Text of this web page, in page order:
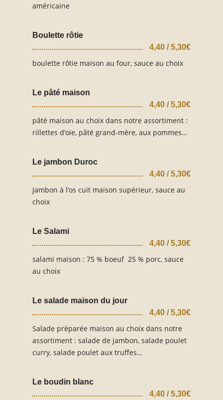
américaine
Boulette rôtie
4,40 / 5,30€
boulette rôtie maison au four, sauce au choix
Le pâté maison
4,40 / 5,30€
pâté maison au choix dans notre assortiment :
rillettes d’oie, pâté grand-mère, aux pommes…
Le jambon Duroc
4,40 / 5,30€
Jambon à l’os cuit maison supérieur, sauce au
choix
Le Salami
4,40 / 5,30€
salami maison : 75 % boeuf 25 % porc, sauce
au choix
Le salade maison du jour
4,40 / 5,30€
Salade préparée maison au choix dans notre
assortiment : salade de jambon, salade poulet
curry, salade poulet aux truffes…
Le boudin blanc
4,40 / 5,30€